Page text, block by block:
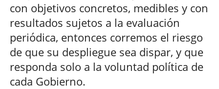
con objetivos concretos, medibles y con
resultados sujetos a la evaluación
periódica, entonces corremos el riesgo
de que su despliegue sea dispar, y que
responda solo a la voluntad política de
cada Gobierno.